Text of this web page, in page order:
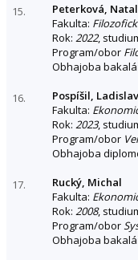
15.
Peterková,
Fakulta:
Rok: 2022,
Program/obor
Obhajoba
16.
Pospíšil, Ladislav
Fakulta:
Rok: 2023,
Program/obor
Obhajoba
17.
Rucký, Michal
Fakulta:
Rok: 2008,
Program/obor
Obhajoba